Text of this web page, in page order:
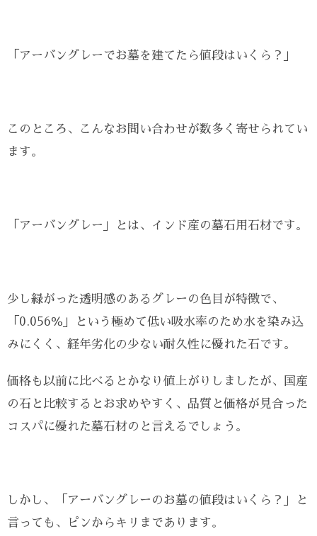
「アーバングレーでお墓を建てたら値段はいくら？」
このところ、こんなお問い合わせが数多く寄せられてい
ます。
「アーバングレー」とは、インド産の墓石用石材です。
少し緑がった透明感のあるグレーの色目が特徴で、
「0.056％」という極めて低い吸水率のため水を染み込
みにくく、経年劣化の少ない耐久性に優れた石です。
価格も以前に比べるとかなり値上がりしましたが、国産
の石と比較するとお求めやすく、品質と価格が見合った
コスパに優れた墓石材のと言えるでしょう。
しかし、「アーバングレーのお墓の値段はいくら？」と
言っても、ピンからキリまであります。